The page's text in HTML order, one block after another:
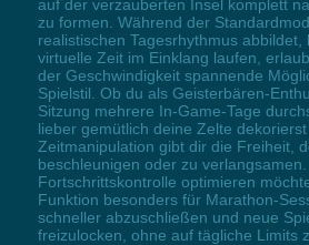
auf der verzauberten Insel komplett
zu formen. Während der
realistischen Tagesrhythmus abbildet,
virtuelle Zeit im Einklang laufen,
der Geschwindigkeit spannende
Spielstil. Ob du als Geisterbären-
Sitzung mehrere In-Game-Tage
lieber gemütlich deine Zelte
Zeitmanipulation gibt dir die Freiheit,
beschleunigen oder zu
Fortschrittskontrolle optimieren
Funktion besonders für Marathon-
schneller abzuschließen und neue
freizulocken, ohne auf tägliche Limits